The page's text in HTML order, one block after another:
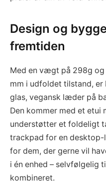
Design og
fremtiden
Med en vægt på 298g og
mm i udfoldet tilstand,
glas, vegansk læder på
Den kommer med et
understøtter et foldeligt
trackpad for en desktop-
for dem, der gerne vil
i én enhed – selvfølgelig
kombineret.